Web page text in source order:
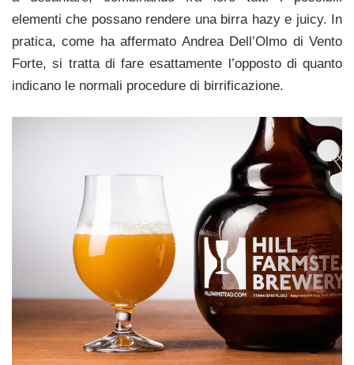
elementi che possano rendere una birra hazy e juicy. In
pratica, come ha affermato Andrea Dell’Olmo di Vento
Forte, si tratta di fare esattamente l’opposto di quanto
indicano le normali procedure di birrificazione.